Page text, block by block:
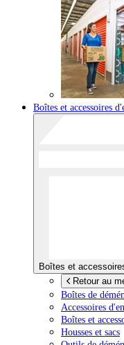
Boîtes et accessoires
Boîtes et
Retour au
Boîtes de
Accessoires
Boîtes et
Housses et sacs